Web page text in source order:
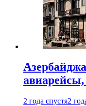
2 года спустя2